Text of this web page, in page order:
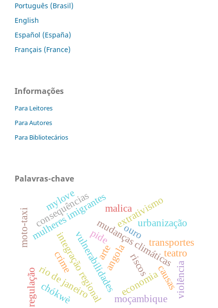
Português (Brasil)
English
Español (España)
Français (France)
Informações
Para Leitores
Para Autores
Para Bibliotecários
Palavras-chave
mudanças climáticas
riscos
vulnerabilidadeseconomia
moçambique
transportes
integração regional
mulheres imigrantes
rio de janeiro
angola
arte teatro
extrativismo
ouro
regulação causas
consequências
pide
violência
urbanização
crime
malica
chókwè
moto-taxi
mylove